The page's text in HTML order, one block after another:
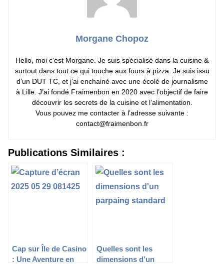
Morgane Chopoz
Hello, moi c’est Morgane. Je suis spécialisé dans la cuisine &
surtout dans tout ce qui touche aux fours à pizza. Je suis issu
d’un DUT TC, et j’ai enchainé avec une écolé de journalisme
à Lille. J’ai fondé Fraimenbon en 2020 avec l’objectif de faire
découvrir les secrets de la cuisine et l’alimentation.
Vous pouvez me contacter à l’adresse suivante :
contact@fraimenbon.fr
Publications Similaires :
Cap sur Île de Casino
: Une Aventure en
Quelles sont les
dimensions d’un